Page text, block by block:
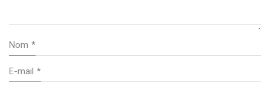
Nom *
E-mail *